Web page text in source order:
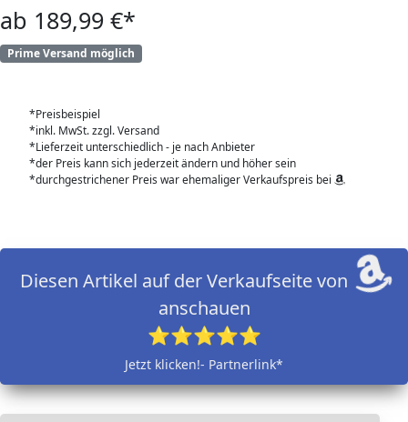
ab 189,99 €*
Prime Versand möglich
*Preisbeispiel
*inkl. MwSt. zzgl. Versand
*Lieferzeit unterschiedlich - je nach Anbieter
*der Preis kann sich jederzeit ändern und höher sein
*durchgestrichener Preis war ehemaliger Verkaufspreis bei
Diesen Artikel auf der Verkaufseite von
anschauen
⭐⭐⭐⭐⭐
Jetzt klicken!- Partnerlink*